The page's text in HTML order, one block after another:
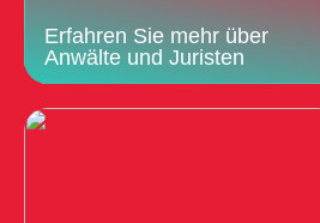
Erfahren Sie mehr über
Anwälte und Juristen